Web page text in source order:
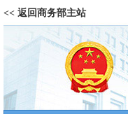
<< 返回商务部主站